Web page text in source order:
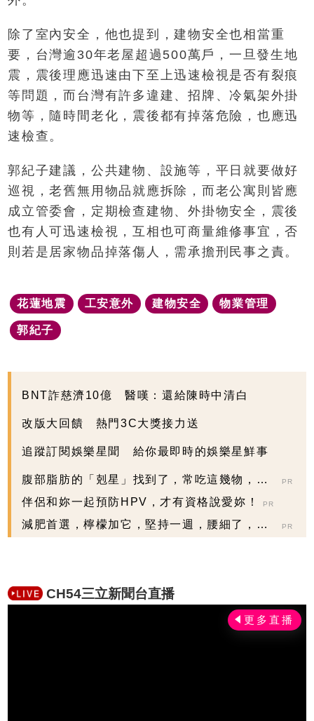
除了室內安全，他也提到，建物安全也相當重
要，台灣逾30年老屋超過500萬戶，一旦發生地
震，震後理應迅速由下至上迅速檢視是否有裂痕
等問題，而台灣有許多違建、招牌、冷氣架外掛
物等，隨時間老化，震後都有掉落危險，也應迅
速檢查。
郭紀子建議，公共建物、設施等，平日就要做好
巡視，老舊無用物品就應拆除，而老公寓則皆應
成立管委會，定期檢查建物、外掛物安全，震後
也有人可迅速檢視，互相也可商量維修事宜，否
則若是居家物品掉落傷人，需承擔刑民事之責。
花蓮地震 工安意外 建物安全 物業管理
郭紀子
BNT詐慈濟10億 醫嘆：還給陳時中清白
改版大回饋 熱門3C大獎接力送
追蹤訂閱娛樂星聞 給你最即時的娛樂星鮮事
腹部脂肪的「剋星」找到了，常吃這幾物，吃
走大肚囊，瘦出...
PR
伴侶和妳一起預防HPV，才有資格說愛妳！ PR
減肥首選，檸檬加它，堅持一週，腰細了，瘦
PR
CH54三立新聞台直播